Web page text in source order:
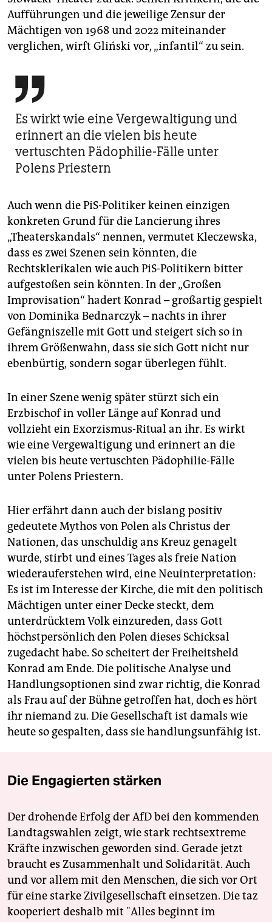
Aufführungen und die jeweilige Zensur der
Mächtigen von 1968 und 2022 miteinander
verglichen, wirft Gliński vor, „infantil“ zu sein.

Es wirkt wie eine Vergewaltigung und
erinnert an die vielen bis heute
vertuschten Pädophilie-Fälle unter
Polens Priestern
Auch wenn die PiS-Politiker keinen einzigen
konkreten Grund für die Lancierung ihres
„Theaterskandals“ nennen, vermutet Kleczewska,
dass es zwei Szenen sein könnten, die
Rechtsklerikalen wie auch PiS-Politikern bitter
aufgestoßen sein könnten. In der „Großen
Improvisation“ hadert Konrad – großartig gespielt
von Dominika Bednarczyk – nachts in ihrer
Gefängniszelle mit Gott und steigert sich so in
ihrem Größenwahn, dass sie sich Gott nicht nur
ebenbürtig, sondern sogar überlegen fühlt.
In einer Szene wenig später stürzt sich ein
Erzbischof in voller Länge auf Konrad und
vollzieht ein Exorzismus-Ritual an ihr. Es wirkt
wie eine Vergewaltigung und erinnert an die
vielen bis heute vertuschten Pädophilie-Fälle
unter Polens Priestern.
Hier erfährt dann auch der bislang positiv
gedeutete Mythos von Polen als Christus der
Nationen, das unschuldig ans Kreuz genagelt
wurde, stirbt und eines Tages als freie Nation
wiederauferstehen wird, eine Neuinterpretation:
Es ist im Interesse der Kirche, die mit den politisch
Mächtigen unter einer Decke steckt, dem
unterdrücktem Volk einzureden, dass Gott
höchstpersönlich den Polen dieses Schicksal
zugedacht habe. So scheitert der Freiheitsheld
Konrad am Ende. Die politische Analyse und
Handlungsoptionen sind zwar richtig, die Konrad
als Frau auf der Bühne getroffen hat, doch es hört
ihr niemand zu. Die Gesellschaft ist damals wie
heute so gespalten, dass sie handlungsunfähig ist.
Die Engagierten stärken
Der drohende Erfolg der AfD bei den kommenden
Landtagswahlen zeigt, wie stark rechtsextreme
Kräfte inzwischen geworden sind. Gerade jetzt
braucht es Zusammenhalt und Solidarität. Auch
und vor allem mit den Menschen, die sich vor Ort
für eine starke Zivilgesellschaft einsetzen. Die taz
kooperiert deshalb mit "Alles beginnt im